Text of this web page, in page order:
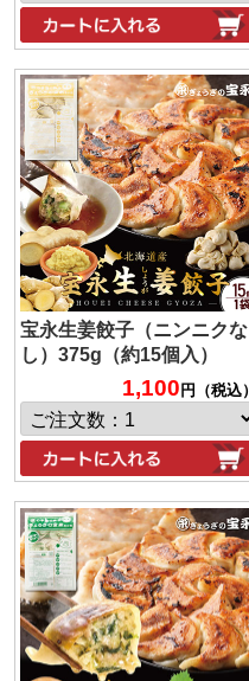
宝永生姜餃子（ニンニクな
し）375g（約15個入）
1,100 円（税込）